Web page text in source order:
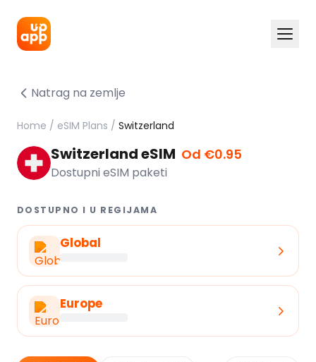
Natrag na zemlje
Home / eSIM Plans / Switzerland
Switzerland eSIM Od €0.95
Dostupni eSIM paketi
DOSTUPNO I U REGIJAMA
Global
Europe